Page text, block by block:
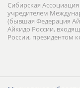
Сибирская
учредителем
(бывшая Федерация
Айкидо России,
России, президентом